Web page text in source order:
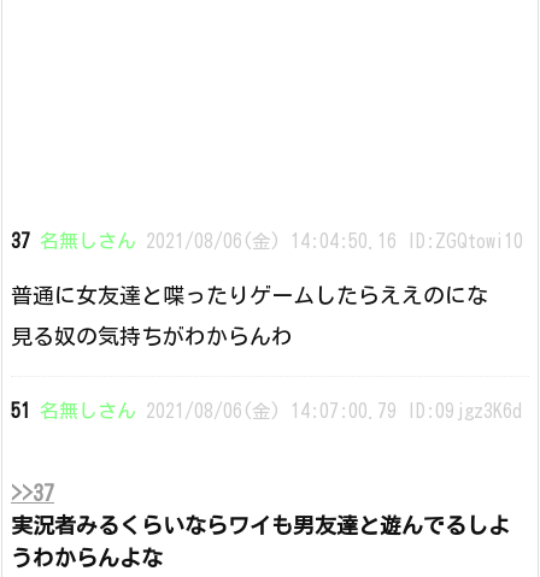
37 名無しさん 2021/08/06(金) 14:04:50.16 ID:ZGQtowi10
普通に女友達と喋ったりゲームしたらええのにな
見る奴の気持ちがわからんわ
51 名無しさん 2021/08/06(金) 14:07:00.79 ID:09jgz3K6d
>>37
実況者みるくらいならワイも男友達と遊んでるしよ
うわからんよな